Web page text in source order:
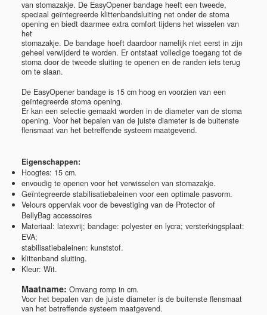
van stomazakje. De EasyOpener bandage heeft een tweede,
speciaal geïntegreerde klittenbandsluiting net onder de stoma
opening en biedt daarmee extra comfort tijdens het wisselen van
het
stomazakje. De bandage hoeft daardoor namelijk niet eerst in zijn
geheel verwijderd te worden. Er ontstaat volledige toegang tot de
stoma door de tweede sluiting te openen en de randen iets terug
om te slaan.
De EasyOpener bandage is 15 cm hoog en voorzien van een
geïntegreerde stoma opening.
Er kan een selectie gemaakt worden in de diameter van de stoma
opening. Voor het bepalen van de juiste diameter is de buitenste
flensmaat van het betreffende systeem maatgevend.
Eigenschappen:
Hoogtes: 15 cm.
envoudig te openen voor het verwisselen van stomazakje.
Geïntegreerde stabilisatiebaleinen voor een optimale pasvorm.
Velours oppervlak voor de bevestiging van de Protector of
BellyBag accessoires
Materiaal: latexvrij; bandage: polyester en lycra; versterkingsplaat:
EVA;
stabilisatiebaleinen: kunststof.
klittenband sluiting.
Kleur: Wit.
Maatname: Omvang romp in cm.
Voor het bepalen van de juiste diameter is de buitenste flensmaat
van het betreffende systeem maatgevend.